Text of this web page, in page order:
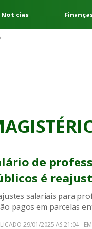
de
é
salariais para
pagos em parcelas
29/01/2025 AS 21:04 -